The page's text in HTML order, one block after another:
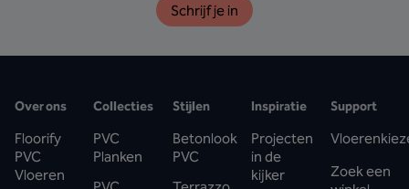
Schrijf je in
Over ons
Floorify
PVC
Vloeren
Collecties
PVC
Planken
Stijlen
Betonlook
PVC
Inspiratie
Projecten
in de
kijker
Support
Zoek een